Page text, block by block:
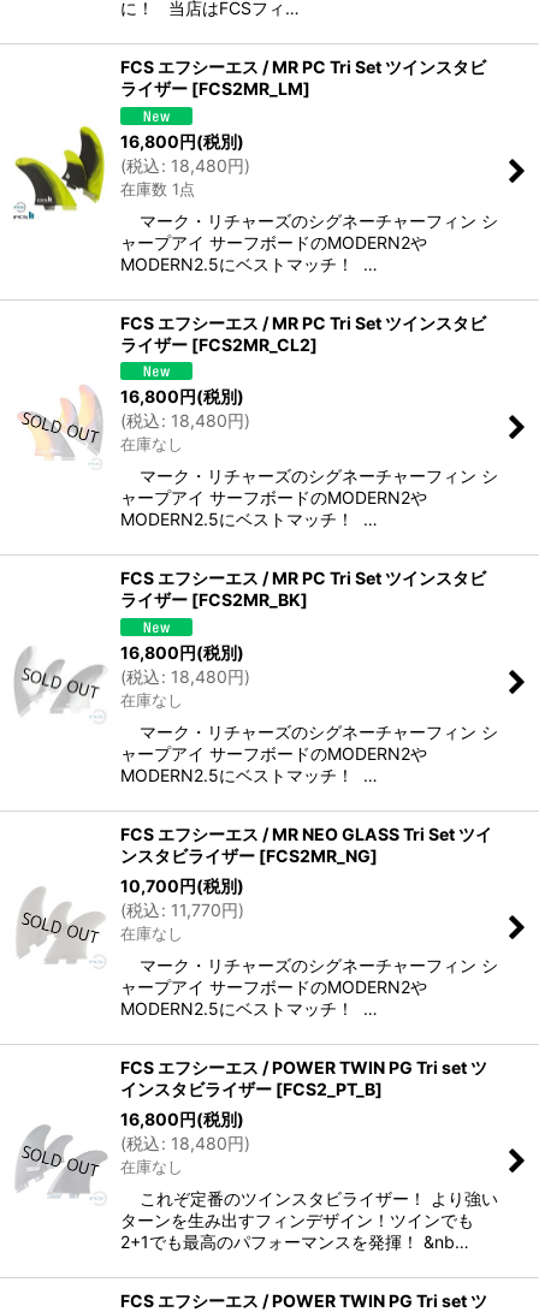
に！ 当店はFCSフィ…
FCS エフシーエス / MR PC Tri Set ツインスタビ
ライザー [FCS2MR_LM]
16,800円(税別)
(税込: 18,480円)
在庫数 1点
マーク・リチャーズのシグネーチャーフィン シ
ャープアイ サーフボードのMODERN2や
MODERN2.5にベストマッチ！ …
FCS エフシーエス / MR PC Tri Set ツインスタビ
ライザー [FCS2MR_CL2]
16,800円(税別)
(税込: 18,480円)
在庫なし
マーク・リチャーズのシグネーチャーフィン シ
ャープアイ サーフボードのMODERN2や
MODERN2.5にベストマッチ！ …
FCS エフシーエス / MR PC Tri Set ツインスタビ
ライザー [FCS2MR_BK]
16,800円(税別)
(税込: 18,480円)
在庫なし
マーク・リチャーズのシグネーチャーフィン シ
ャープアイ サーフボードのMODERN2や
MODERN2.5にベストマッチ！ …
FCS エフシーエス / MR NEO GLASS Tri Set ツイ
ンスタビライザー [FCS2MR_NG]
10,700円(税別)
(税込: 11,770円)
在庫なし
マーク・リチャーズのシグネーチャーフィン シ
ャープアイ サーフボードのMODERN2や
MODERN2.5にベストマッチ！ …
FCS エフシーエス / POWER TWIN PG Tri set ツ
インスタビライザー [FCS2_PT_B]
16,800円(税別)
(税込: 18,480円)
在庫なし
これぞ定番のツインスタビライザー！ より強い
ターンを生み出すフィンデザイン！ツインでも
2+1でも最高のパフォーマンスを発揮！ &nb…
FCS エフシーエス / POWER TWIN PG Tri set ツ